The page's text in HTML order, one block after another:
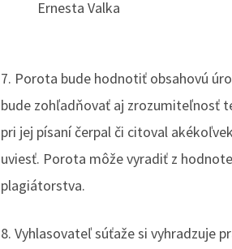
Ernesta Valka
7. Porota bude hodnotiť obsahovú
bude zohľadňovať aj zrozumiteľnosť
pri jej písaní čerpal či citoval
uviesť. Porota môže vyradiť z
plagiátorstva.
8. Vyhlasovateľ súťaže si vyhradzuje